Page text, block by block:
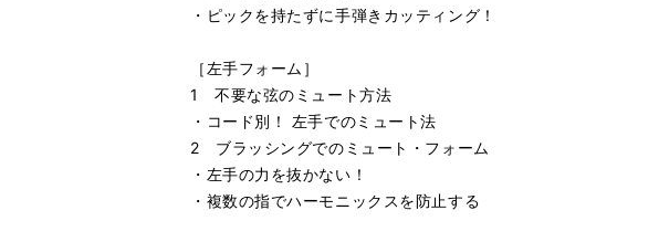
・ピックを持たずに手弾きカッティング！
［左手フォーム］
1 不要な弦のミュート方法
・コード別！ 左手でのミュート法
2 ブラッシングでのミュート・フォーム
・左手の力を抜かない！
・複数の指でハーモニックスを防止する